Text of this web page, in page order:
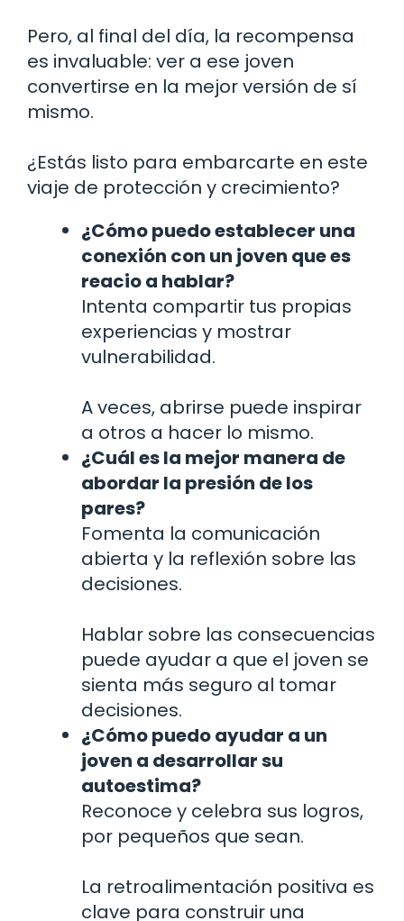
Pero, al final del día, la recompensa
es invaluable: ver a ese joven
convertirse en la mejor versión de sí
mismo.
¿Estás listo para embarcarte en este
viaje de protección y crecimiento?
¿Cómo puedo establecer una
conexión con un joven que es
reacio a hablar?
Intenta compartir tus propias
experiencias y mostrar
vulnerabilidad.
A veces, abrirse puede inspirar
a otros a hacer lo mismo.
¿Cuál es la mejor manera de
abordar la presión de los
pares?
Fomenta la comunicación
abierta y la reflexión sobre las
decisiones.
Hablar sobre las consecuencias
puede ayudar a que el joven se
sienta más seguro al tomar
decisiones.
¿Cómo puedo ayudar a un
joven a desarrollar su
autoestima?
Reconoce y celebra sus logros,
por pequeños que sean.
La retroalimentación positiva es
clave para construir una